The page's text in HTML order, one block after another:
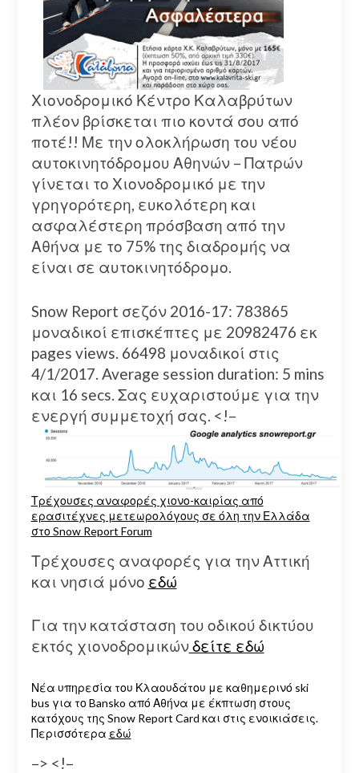
Χιονοδρομικό Κέντρο Καλαβρύτων
πλέον βρίσκεται πιο κοντά σου από
ποτέ!! Με την ολοκλήρωση του νέου
αυτοκινητόδρομου Αθηνών – Πατρών
γίνεται το Χιονοδρομικό με την
γρηγορότερη, ευκολότερη και
ασφαλέστερη πρόσβαση από την
Αθήνα με το 75% της διαδρομής να
είναι σε αυτοκινητόδρομο.
Snow Report σεζόν 2016-17: 783865
μοναδικοί επισκέπτες με 20982476 εκ
pages views. 66498 μοναδικοί στις
4/1/2017. Average session duration: 5 mins
και 16 secs. Σας ευχαριστούμε για την
ενεργή συμμετοχή σας. <!–
Τρέχουσες αναφορές χιονο-καιρίας από
ερασιτέχνες μετεωρολόγους σε όλη την Ελλάδα
στο Snow Report Forum
Τρέχουσες αναφορές για την Αττική
και νησιά μόνο εδώ
Για την κατάσταση του οδικού δικτύου
εκτός χιονοδρομικώνδείτε εδώ
Νέα υπηρεσία του Κλαουδάτου με καθημερινό ski
bus για το Bansko από Αθήνα με έκπτωση στους
κατόχους της Snow Report Card και στις ενοικιάσεις.
Περισσότερα εδώ
–> <!–